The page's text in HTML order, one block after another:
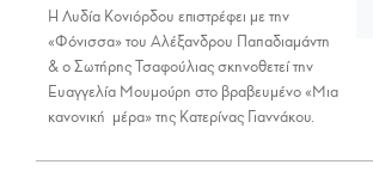
Η Λυδία Κονιόρδου επιστρέφει με την
«Φόνισσα» του Αλέξανδρου Παπαδιαμάντη
& ο Σωτήρης Τσαφούλιας σκηνοθετεί την
Ευαγγελία Μουμούρη στο βραβευμένο «Μια
κανονική μέρα» της Κατερίνας Γιαννάκου.